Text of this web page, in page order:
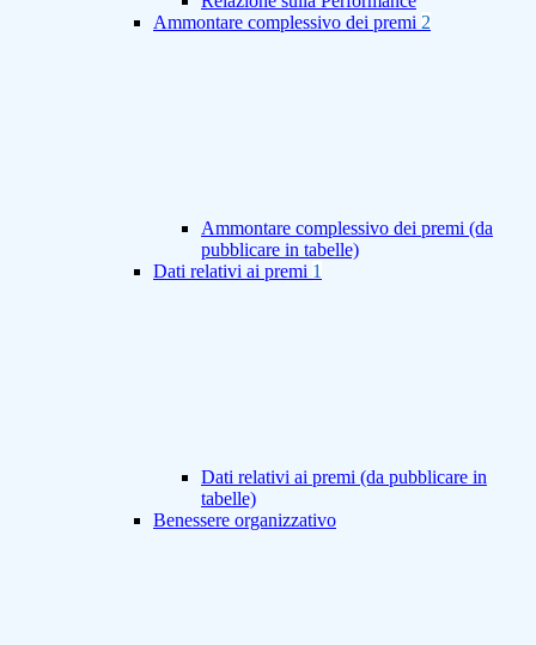
Ammontare complessivo dei premi 2
Ammontare complessivo dei premi (da
pubblicare in tabelle)
Dati relativi ai premi 1
Dati relativi ai premi (da pubblicare in
tabelle)
Benessere organizzativo